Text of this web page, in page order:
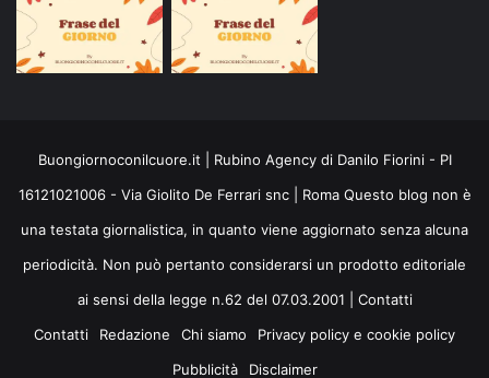
Buongiornoconilcuore.it | Rubino Agency di Danilo Fiorini - PI
16121021006 - Via Giolito De Ferrari snc | Roma Questo blog non è
una testata giornalistica, in quanto viene aggiornato senza alcuna
periodicità. Non può pertanto considerarsi un prodotto editoriale
ai sensi della legge n.62 del 07.03.2001 | Contatti
Contatti
Redazione Chi siamo
Privacy policy e cookie policy
Pubblicità
Disclaimer